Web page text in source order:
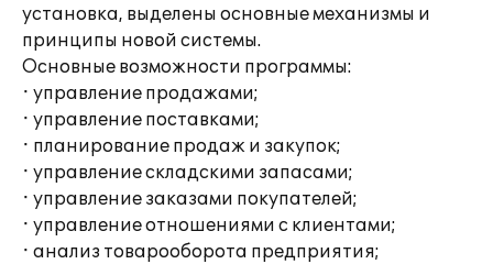
установка, выделены основные механизмы и
принципы новой системы.
Основные возможности программы:
· управление продажами;
· управление поставками;
· планирование продаж и закупок;
· управление складскими запасами;
· управление заказами покупателей;
· управление отношениями с клиентами;
· анализ товарооборота предприятия;